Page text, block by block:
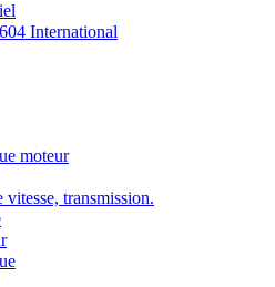
International
moteur
transmission.